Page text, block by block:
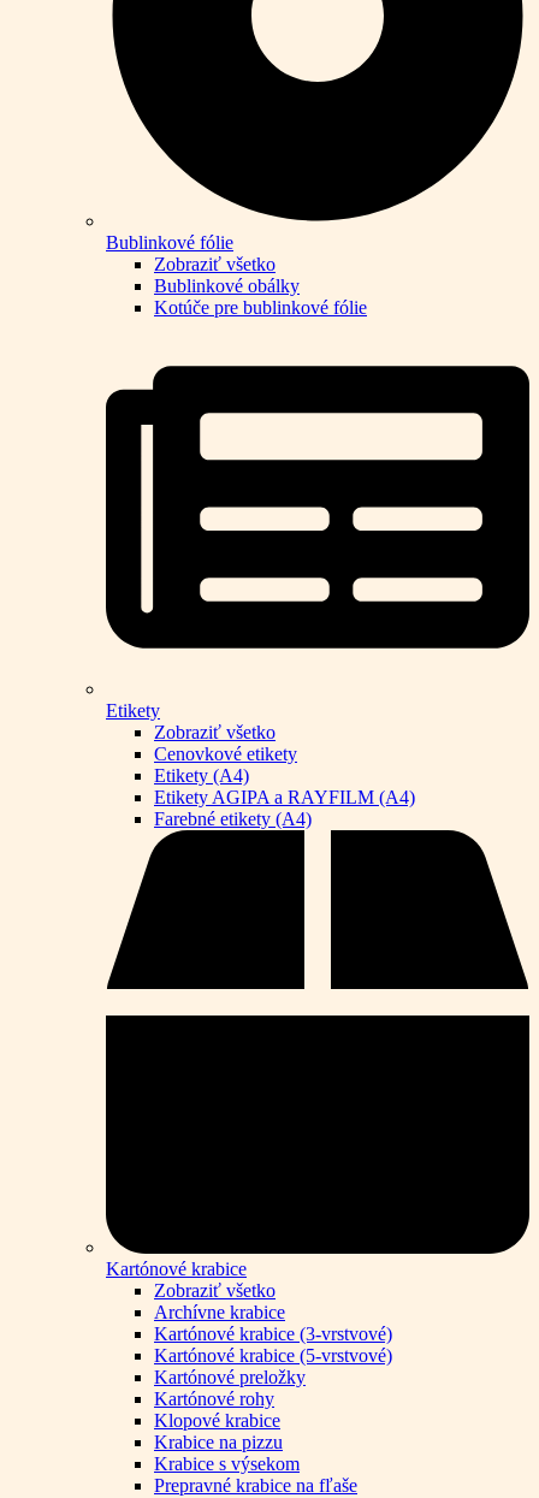
Bublinkové fólie
Zobraziť všetko
Bublinkové obálky
Kotúče pre bublinkové fólie
Etikety
Zobraziť všetko
Cenovkové etikety
Etikety (A4)
Etikety AGIPA a RAYFILM (A4)
Farebné etikety (A4)
Kartónové krabice
Zobraziť všetko
Archívne krabice
Kartónové krabice (3-vrstvové)
Kartónové krabice (5-vrstvové)
Kartónové preložky
Kartónové rohy
Klopové krabice
Krabice na pizzu
Krabice s výsekom
Prepravné krabice na fľaše